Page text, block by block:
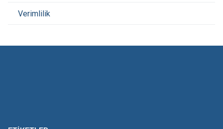
Verimlilik